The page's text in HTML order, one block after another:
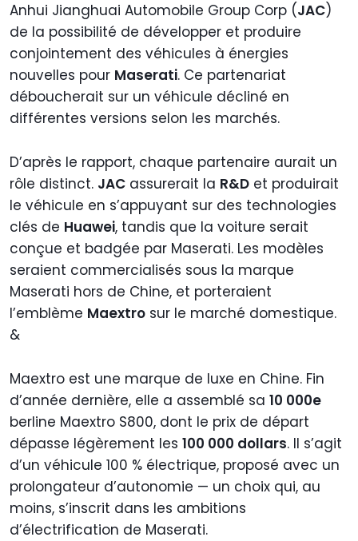
Anhui Jianghuai Automobile Group Corp (JAC)
de la possibilité de développer et produire
conjointement des véhicules à énergies
nouvelles pour Maserati. Ce partenariat
déboucherait sur un véhicule décliné en
différentes versions selon les marchés.
D’après le rapport, chaque partenaire aurait un
rôle distinct. JAC assurerait la R&D et produirait
le véhicule en s’appuyant sur des technologies
clés de Huawei, tandis que la voiture serait
conçue et badgée par Maserati. Les modèles
seraient commercialisés sous la marque
Maserati hors de Chine, et porteraient
l’emblème Maextro sur le marché domestique.
&
Maextro est une marque de luxe en Chine. Fin
d’année dernière, elle a assemblé sa 10 000e
berline Maextro S800, dont le prix de départ
dépasse légèrement les 100 000 dollars. Il s’agit
d’un véhicule 100 % électrique, proposé avec un
prolongateur d’autonomie — un choix qui, au
moins, s’inscrit dans les ambitions
d’électrification de Maserati.